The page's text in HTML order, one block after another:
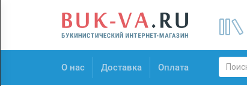
О нас Доставка Оплата
О нас